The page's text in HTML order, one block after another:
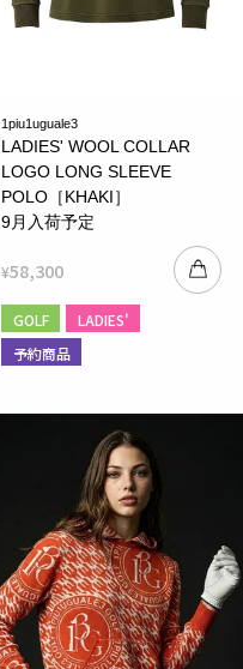
1piu1uguale3
LADIES' WOOL COLLAR
LOGO LONG SLEEVE
POLO［KHAKI］
9月入荷予定
¥58,300
GOLF
LADIES'
予約商品